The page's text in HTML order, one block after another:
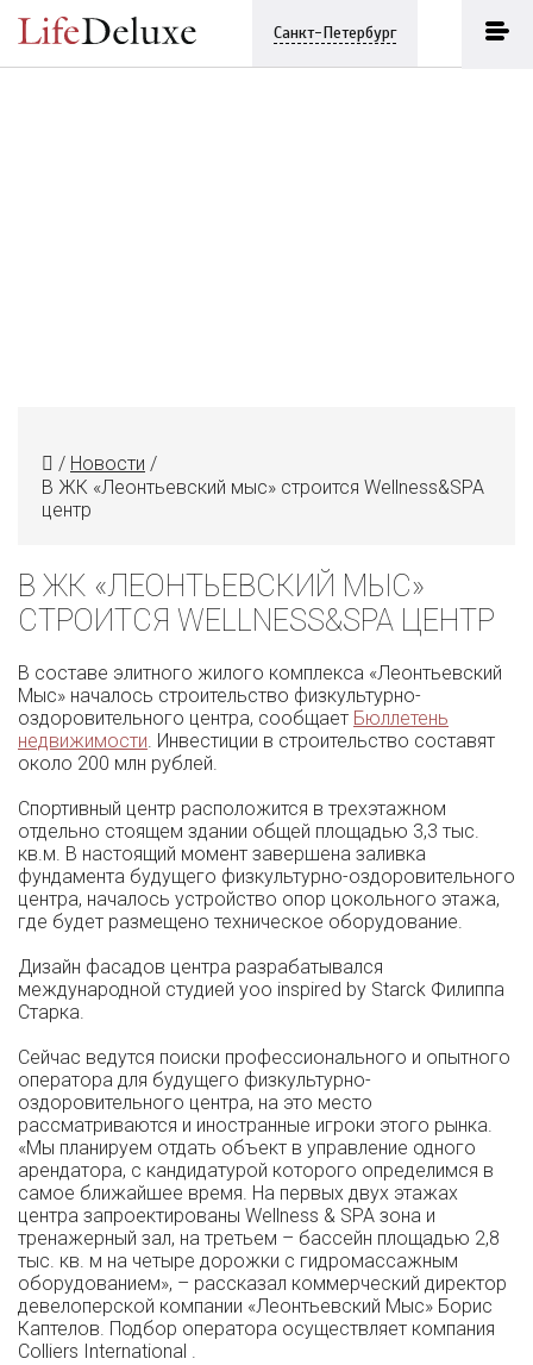
Санкт-Петербург
/ Новости /
В ЖК «Леонтьевский мыс» строится Wellness&SPA
центр
В ЖК «ЛЕОНТЬЕВСКИЙ МЫС»
СТРОИТСЯ WELLNESS&SPA ЦЕНТР
В составе элитного жилого комплекса «Леонтьевский
Мыс» началось строительство физкультурно-
оздоровительного центра, сообщает Бюллетень
недвижимости. Инвестиции в строительство составят
около 200 млн рублей.
Спортивный центр расположится в трехэтажном
отдельно стоящем здании общей площадью 3,3 тыс.
кв.м. В настоящий момент завершена заливка
фундамента будущего физкультурно-оздоровительного
центра, началось устройство опор цокольного этажа,
где будет размещено техническое оборудование.
Дизайн фасадов центра разрабатывался
международной студией yoo inspired by Starck Филиппа
Старка.
Сейчас ведутся поиски профессионального и опытного
оператора для будущего физкультурно-
оздоровительного центра, на это место
рассматриваются и иностранные игроки этого рынка.
«Мы планируем отдать объект в управление одного
арендатора, с кандидатурой которого определимся в
самое ближайшее время. На первых двух этажах
центра запроектированы Wellness & SPA зона и
тренажерный зал, на третьем – бассейн площадью 2,8
тыс. кв. м на четыре дорожки с гидромассажным
оборудованием», – рассказал коммерческий директор
девелоперской компании «Леонтьевский Мыс» Борис
Каптелов. Подбор оператора осуществляет компания
Colliers International .